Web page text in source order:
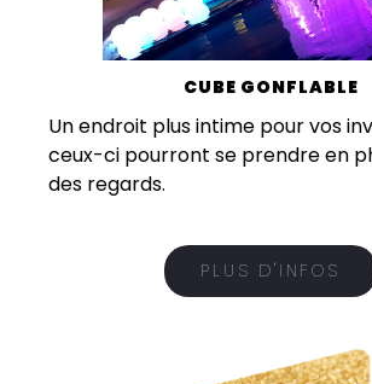
CUBE GONFLABLE
Un endroit plus intime pour vos
ceux-ci pourront se prendre en
des regards.
PLUS D'INFOS